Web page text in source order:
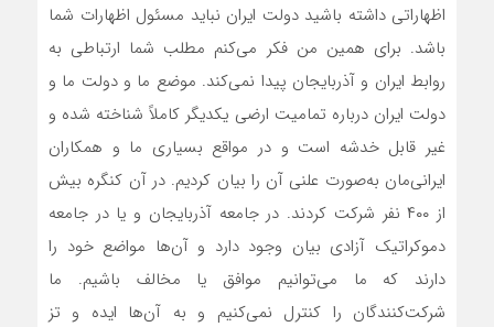
اظهاراتی داشته باشید دولت ایران نباید مسئول اظهارات شما
باشد. برای همین من فکر می‌کنم مطلب شما ارتباطی به
روابط ایران و آذربایجان پیدا نمی‌کند. موضع ما و دولت ما و
دولت ایران درباره تمامیت ارضی یکدیگر کاملاً شناخته شده و
غیر قابل خدشه است و در مواقع بسیاری ما و همکاران
ایرانی‌مان به‌صورت علنی آن را بیان کردیم. در آن کنگره بیش
از ۴۰۰ نفر شرکت کردند. در جامعه آذربایجان و یا در جامعه
دموکراتیک آزادی بیان وجود دارد و آن‌ها مواضع خود را
دارند که ما می‌توانیم موافق یا مخالف باشیم. ما
شرکت‌کنندگان را کنترل نمی‌کنیم و به آن‌ها ایده و تز